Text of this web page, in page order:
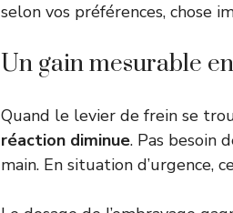
selon vos préférences, chose
Un gain mesurable
Quand le levier de frein se
réaction diminue. Pas besoin
main. En situation d’urgence,